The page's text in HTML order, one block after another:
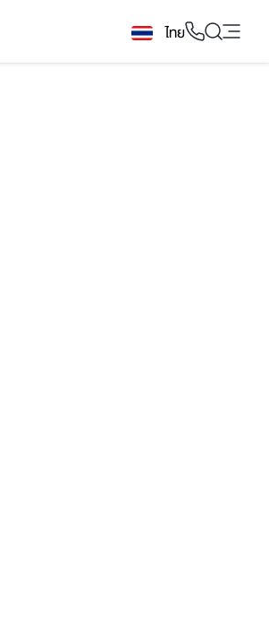
ไทย